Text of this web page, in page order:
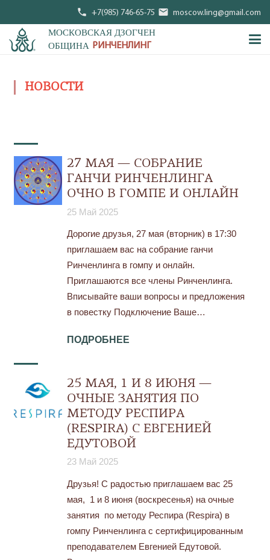
phone +7(985) 746-65-75 mail moscow.ling@gmail.com
МОСКОВСКАЯ ДЗОГЧЕН
ОБЩИНА РИНЧЕНЛИНГ
НОВОСТИ
27 МАЯ — СОБРАНИЕ
ГАНЧИ РИНЧЕНЛИНГА
ОЧНО В ГОМПЕ И ОНЛАЙН
25 Май 2025
Дорогие друзья, 27 мая (вторник) в 17:30
приглашаем вас на собрание ганчи
Ринченлинга в гомпу и онлайн.
Приглашаются все члены Ринченлинга.
Вписывайте ваши вопросы и предложения
в повестку Подключение Ваше…
ПОДРОБНЕЕ
25 МАЯ, 1 И 8 ИЮНЯ —
ОЧНЫЕ ЗАНЯТИЯ ПО
МЕТОДУ РЕСПИРА
(RESPIRA) С ЕВГЕНИЕЙ
ЕДУТОВОЙ
23 Май 2025
Друзья! С радостью приглашаем вас 25
мая, 1 и 8 июня (воскресенья) на очные
занятия по методу Респира (Respira) в
гомпу Ринченлинга с сертифицированным
преподавателем Евгенией Едутовой.